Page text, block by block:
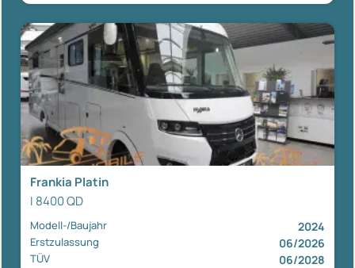
Frankia Platin
I 8400 QD
Modell-/Baujahr 2024
Erstzulassung 06/2026
TÜV 06/2028